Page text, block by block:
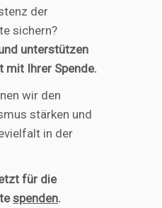
der
sichern?
unterstützen
mit Ihrer Spende.
wir den
stärken und
in der
für die
spenden.